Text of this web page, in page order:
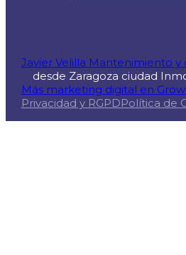
Javier Velilla Mantenimiento y
desde Zaragoza ciudad
Más marketing digital en
Privacidad y RGPDPolítica de